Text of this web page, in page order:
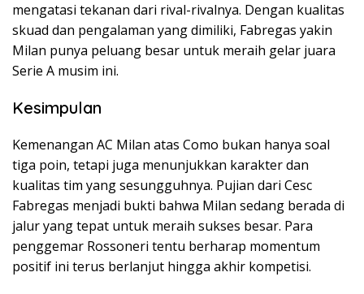
mengatasi tekanan dari rival-rivalnya. Dengan kualitas
skuad dan pengalaman yang dimiliki, Fabregas yakin
Milan punya peluang besar untuk meraih gelar juara
Serie A musim ini.
Kesimpulan
Kemenangan AC Milan atas Como bukan hanya soal
tiga poin, tetapi juga menunjukkan karakter dan
kualitas tim yang sesungguhnya. Pujian dari Cesc
Fabregas menjadi bukti bahwa Milan sedang berada di
jalur yang tepat untuk meraih sukses besar. Para
penggemar Rossoneri tentu berharap momentum
positif ini terus berlanjut hingga akhir kompetisi.